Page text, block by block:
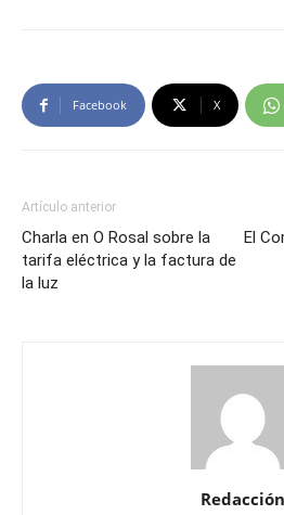
Facebook X
Artículo anterior
Charla en O Rosal sobre la
tarifa eléctrica y la factura de
la luz
El
Redacción